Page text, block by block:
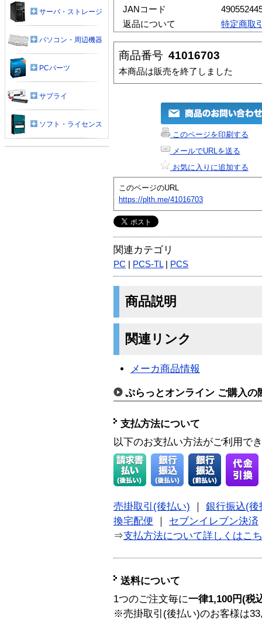
JANコード
返品について
特定商取
商品番号 41016703
本商品は販売を終了しました
このページを印刷する
メールでURLを送る
お気に入りに追加する
このページのURL
https://plth.me/41016703
関連カテゴリ
PC PCS-TL| PCS
商品説明
関連リンク
メーカ商品情報
ぷらっとオンライン ご購入の
支払方法について
以下のお支払い方法がご利用で
売掛取引(後払い)
銀行振込(後
換宅配便
セブンイレブン決済
⇒支払方法について詳しくはこ
送料について
1つのご注文毎に一律1,100円(税
※売掛取引(後払い)のお客様は
サーバ・ストレージ
パソコン・周辺機器
PCパーツ
サプライ
ソフト・ライセンス